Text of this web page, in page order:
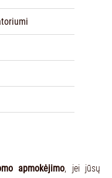
apmokėjimo, jei jūsų